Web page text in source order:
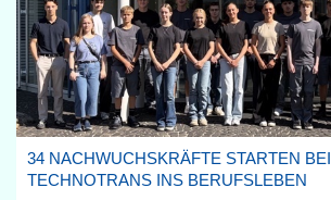
34 NACHWUCHSKRÄFTE STARTEN BEI
TECHNOTRANS INS BERUFSLEBEN